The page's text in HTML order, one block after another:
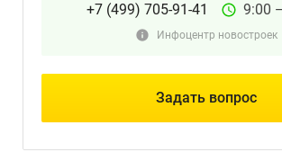
+7 (499) 705-91-41 9:00
Инфоцентр новостроек
Задать вопрос